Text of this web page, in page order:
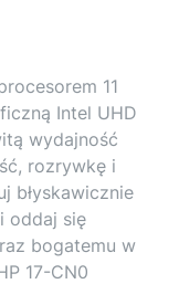
11
Intel UHD
wydajność
rozrywkę i
błyskawicznie
oddaj się
bogatemu w
17-CN0